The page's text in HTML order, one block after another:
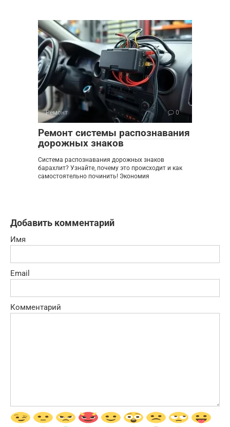
Ремонт 0
Ремонт системы распознавания
дорожных знаков
Система распознавания дорожных знаков
барахлит? Узнайте, почему это происходит и как
самостоятельно починить! Экономия
Добавить комментарий
Имя
Email
Комментарий